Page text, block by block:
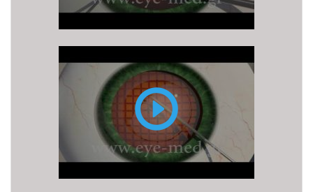
φακοθρυψία)
Επέμβαση
καταρράκτη